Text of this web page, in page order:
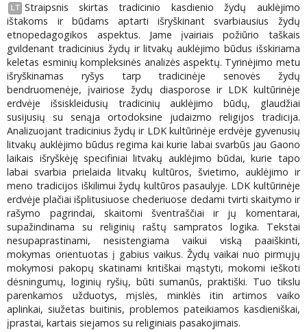
LT Straipsnis skirtas tradicinio kasdienio žydų auklėjimo
ištakoms ir būdams aptarti išryškinant svarbiausius žydų
etnopedagogikos aspektus. Jame įvairiais požiūrio taškais
gvildenant tradicinius žydų ir litvakų auklėjimo būdus išskiriama
keletas esminių kompleksinės analizės aspektų. Tyrinėjimo metu
išryškinamas ryšys tarp tradicinėje senovės žydų
bendruomenėje, įvairiose žydų diasporose ir LDK kultūrinėje
erdvėje išsiskleidusių tradicinių auklėjimo būdų, glaudžiai
susijusių su senąja ortodoksine judaizmo religijos tradicija.
Analizuojant tradicinius žydų ir LDK kultūrinėje erdvėje gyvenusių
litvakų auklėjimo būdus regima kai kurie labai svarbūs jau Gaono
laikais išryškėję specifiniai litvakų auklėjimo būdai, kurie tapo
labai svarbia prielaida litvakų kultūros, švietimo, auklėjimo ir
meno tradicijos iškilimui žydų kultūros pasaulyje. LDK kultūrinėje
erdvėje plačiai išplitusiuose chederiuose dedami tvirti skaitymo ir
rašymo pagrindai, skaitomi šventraščiai ir jų komentarai,
supažindinama su religinių raštų sampratos logika. Tekstai
nesupaprastinami, nesistengiama vaikui viską paaiškinti,
mokymas orientuotas į gabius vaikus. Žydų vaikai nuo pirmųjų
mokymosi pakopų skatinami kritiškai mąstyti, mokomi ieškoti
dėsningumų, loginių ryšių, būti sumanūs, praktiški. Tuo tikslu
parenkamos užduotys, mįslės, minklės itin artimos vaiko
aplinkai, siužetas buitinis, problemos pateikiamos kasdieniškai,
įprastai, kartais siejamos su religiniais pasakojimais.